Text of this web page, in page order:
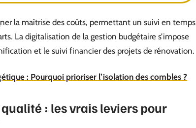
la maîtrise des coûts, permettant un suivi en temps
La digitalisation de la gestion budgétaire s’impose
et le suivi financier des projets de rénovation.
: Pourquoi prioriser l’isolation des combles ?
: les vrais leviers pour